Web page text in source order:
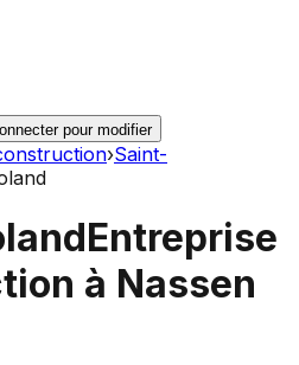
pour modifier
›Saint-
Entreprise
à Nassen